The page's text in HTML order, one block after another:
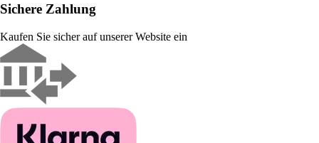
Sichere Zahlung
Kaufen Sie sicher auf unserer Website ein